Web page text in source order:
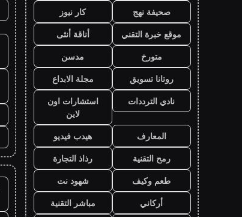
صحيفة نهج
كار نيوز
موقع خبرة التقني
أناقة أنثى
متورخ
مدسن
روتانا تسويق
مجلة الابداع
نادي الترددات
استشارات اون
لاين
المعارف
هيدب فيديو
رمح التقنية
رذاذ التجارة
طعم وكيف
شهود نت
أركاني
مباشر التقنية